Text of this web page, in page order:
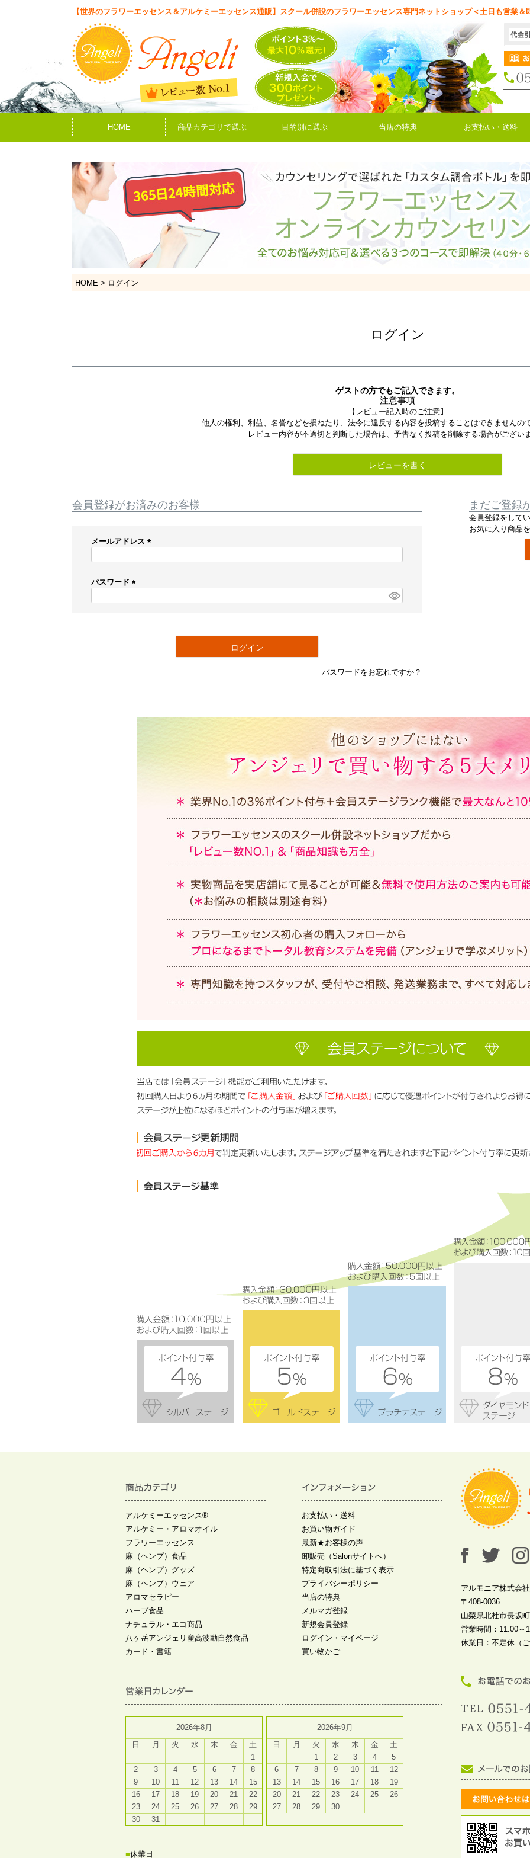
【世界のフラワーエッセンス＆アルケミーエッセンス通販】スクール併設のフラワーエッセンス専門ネットショップ＜土日も営業＆
HOME 商品カテゴリで選ぶ 目的別に選ぶ 当店の特典 お支払い・送料
HOME ログイン
ログイン
ゲストの方でもご記入できます。
注意事項
【レビュー記入時のご注意】
他人の権利、利益、名誉などを損ねたり、法令に違反する内容を投稿することはできませんの
レビュー内容が不適切と判断した場合は、予告なく投稿を削除する場合がござい
レビューを書く
会員登録がお済みのお客様
メールアドレス
)
パスワード
ログイン
パスワードをお忘れですか？
まだご登録
会員登録をして
お気に入り商品
アルケミーエッセンス®
アルケミー・アロマオイル
フラワーエッセンス
麻（ヘンプ）食品
麻（ヘンプ）グッズ
麻（ヘンプ）ウェア
アロマセラピー
ハーブ食品
ナチュラル・エコ商品
八ヶ岳アンジェリ産高波動自然食品
カード・書籍
お支払い・送料
お買い物ガイド
最新★お客様の声
卸販売（Salonサイトへ）
特定商取引法に基づく表示
プライバシーポリシー
当店の特典
メルマガ登録
新規会員登録
ログイン・マイページ
買い物かご
2026年8月
日
月 火 水 木 金
土
1
2
3 4 5 6 7
8
9
10 11 12 13 14
15
16
17 18 19 20 21
22
23
24 25 26 27 28
29
30
31
2026年9月
日
月 火 水 木 金
土
1
2 3 4
5
6
7 8 9 10 11
12
13
14 15 16 17 18
19
20
21 22 23 24 25
26
27
28 29 30
■休業日
アルモニア株式会社
〒408-0036
山梨県北杜市長坂
営業時間：11:00～
休業日：不定休（